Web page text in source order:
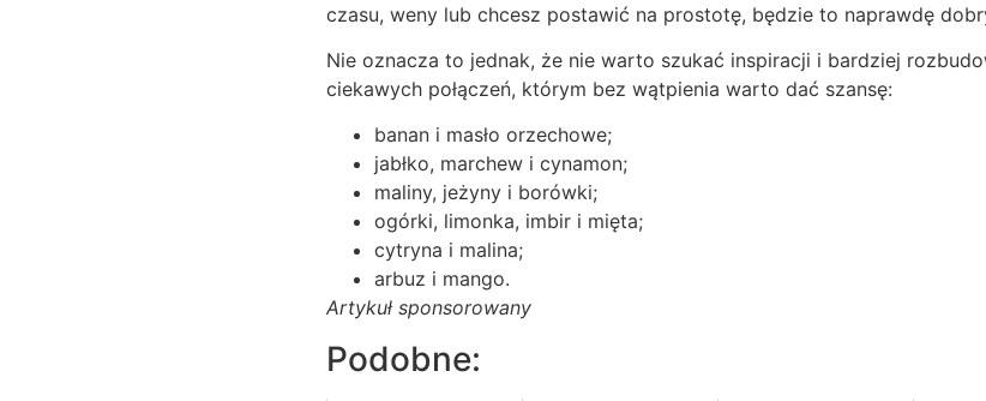
czasu, weny lub chcesz postawić na prostotę, będzie to naprawdę
Nie oznacza to jednak, że nie warto szukać inspiracji i bardziej
ciekawych połączeń, którym bez wątpienia warto dać szansę:
banan i masło orzechowe;
jabłko, marchew i cynamon;
maliny, jeżyny i borówki;
ogórki, limonka, imbir i mięta;
cytryna i malina;
arbuz i mango.
Artykuł sponsorowany
Podobne: